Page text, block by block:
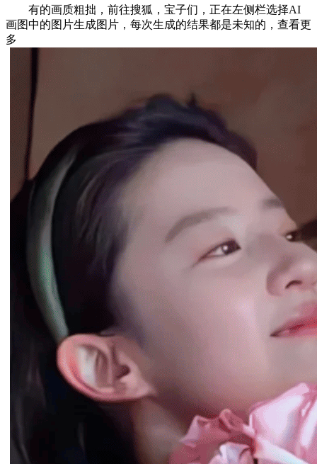
有的画质粗拙，前往搜狐，宝子们，正在左侧栏选择AI
画图中的图片生成图片，每次生成的结果都是未知的，查看更
多